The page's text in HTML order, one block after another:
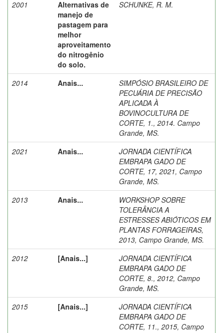
2001
Alternativas de
manejo de
pastagem para
melhor
aproveitamento
do nitrogênio
do solo.
SCHUNKE, R. M.
2014 Anais...
SIMPÓSIO BRASILEIRO DE
PECUÁRIA DE PRECISÃO
APLICADA À
BOVINOCULTURA DE
CORTE, 1., 2014. Campo
Grande, MS.
2021
Anais...
JORNADA CIENTÍFICA
EMBRAPA GADO DE
CORTE, 17, 2021, Campo
Grande, MS.
2013
Anais...
WORKSHOP SOBRE
TOLERÂNCIA A
ESTRESSES ABIÓTICOS EM
PLANTAS FORRAGEIRAS,
2013, Campo Grande, MS.
2012
[Anais...]
JORNADA CIENTÍFICA
EMBRAPA GADO DE
CORTE, 8., 2012, Campo
Grande, MS.
2015
[Anais...]
JORNADA CIENTÍFICA
EMBRAPA GADO DE
CORTE, 11., 2015, Campo